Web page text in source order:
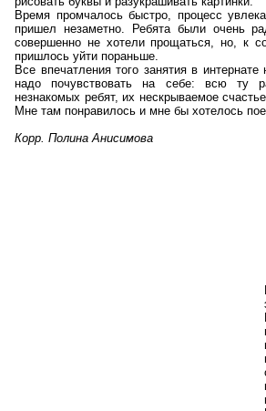
Время промчалось быстро, процесс
пришел незаметно. Ребята были очень
совершенно не хотели прощаться, но, к
пришлось уйти пораньше.
Все впечатления того занятия в
надо почувствовать на себе: всю ту
незнакомых ребят, их нескрываемое
Мне там понравилось и мне бы хотелось
Корр. Полина Анисимова